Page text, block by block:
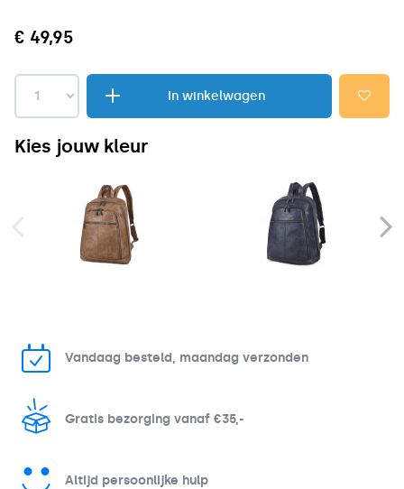
€ 49,95
In winkelwagen
Kies jouw kleur
Vandaag besteld, maandag verzonden
Gratis bezorging vanaf €35,-
Altijd persoonlijke hulp